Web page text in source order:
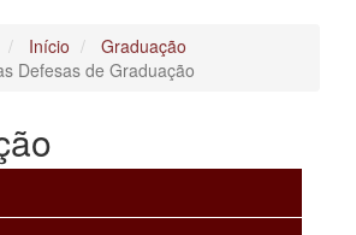
Início
Graduação
Defesas de Graduação